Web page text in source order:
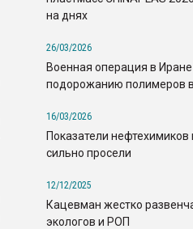
на днях
26/03/2026
Военная операция в
подорожанию полимеров
16/03/2026
Показатели нефтехимиков
сильно просели
12/12/2025
Кацевман жестко
экологов и РОП